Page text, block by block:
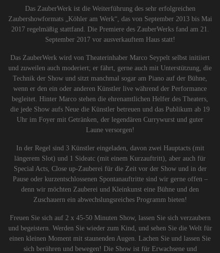
Das ZauberWerk ist die Weiterführung des sehr erfolgreichen
Zaubershowformats „Köhler am Werk“, das von September 2013 bis Mai
2017 regelmäßig stattfand. Die Premiere des ZauberWerks fand am 21.
September 2017 vor ausverkauftem Haus statt!
Das ZauberWerk wird von Theaterinhaber Marco Seypelt selbst initiiert
und zuweilen auch moderiert; er fährt, gerne auch mit Unterstützung, die
Technik der Show und sitzt manchmal sogar am Piano auf der Bühne,
wenn er den ein oder anderen Künstler live während der Performance
begleitet. Hinter Marco stehen die ehrenamtlichen Helfer des Theaters,
die jede Show aufs Neue die Künstler betreuen und das Publikum ab 19
Uhr im Foyer mit Getränken, der legendären Currywurst und guter
Laune versorgen!
In der Regel sind 3 Künstler eingeladen, davon zwei Hauptacts (mit
längerem Slot) und 1 Sideatc (mit einem Kurzauftritt), aber auch für
Special Acts, Close up-Zauberei für die Zeit vor der Show und in der
Pause oder kurzentschlossenen Spontanauftritte sind wir gerne offen –
denn wir möchten Zauberei und Kleinkunst eine Bühne und den
Zuschauern ein abwechslungsreiches Programm bieten!
Freuen Sie sich auf 2 x 45-50 Minuten Show, lassen Sie sich verzaubern
und begeistern. Werden Sie wieder zum Kind, und sehen Sie die Welt für
einen kleinen Moment mit staunenden Augen. Lachen Sie und lassen Sie
sich berühren und bewegen! Die Show ist für Erwachsene und